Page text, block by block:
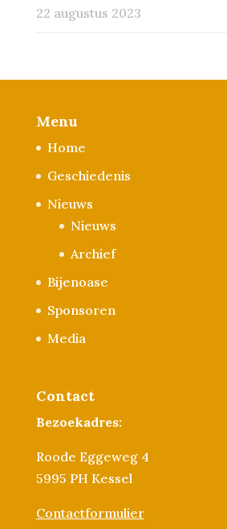
22 augustus 2023
Menu
Home
Geschiedenis
Nieuws
Nieuws
Archief
Bijenoase
Sponsoren
Media
Contact
Bezoekadres:
Roode Eggeweg 4
5995 PH Kessel
Contactformulier